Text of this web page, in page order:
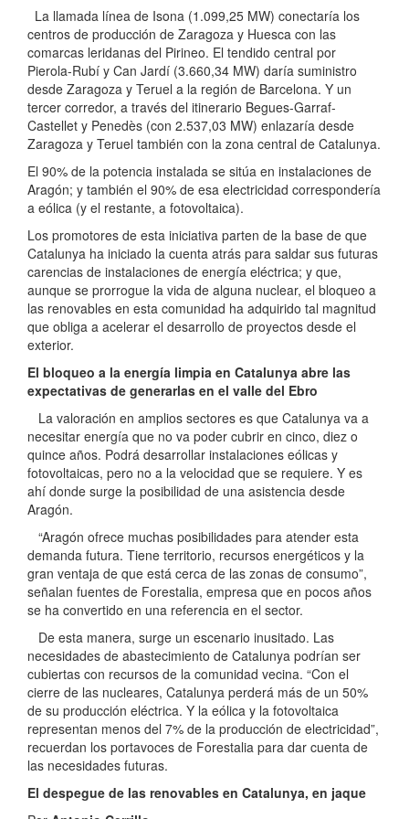
La llamada línea de Isona (1.099,25 MW) conectaría los
centros de producción de Zaragoza y Huesca con las
comarcas leridanas del Pirineo. El tendido central por
Pierola-Rubí y Can Jardí (3.660,34 MW) daría suministro
desde Zaragoza y Teruel a la región de Barcelona. Y un
tercer corredor, a través del itinerario Begues-Garraf-
Castellet y Penedès (con 2.537,03 MW) enlazaría desde
Zaragoza y Teruel también con la zona central de Catalunya.
El 90% de la potencia instalada se sitúa en instalaciones de
Aragón; y también el 90% de esa electricidad correspondería
a eólica (y el restante, a fotovoltaica).
Los promotores de esta iniciativa parten de la base de que
Catalunya ha iniciado la cuenta atrás para saldar sus futuras
carencias de instalaciones de energía eléctrica; y que,
aunque se prorrogue la vida de alguna nuclear, el bloqueo a
las renovables en esta comunidad ha adquirido tal magnitud
que obliga a acelerar el desarrollo de proyectos desde el
exterior.
El bloqueo a la energía limpia en Catalunya abre las
expectativas de generarlas en el valle del Ebro
La valoración en amplios sectores es que Catalunya va a
necesitar energía que no va poder cubrir en cinco, diez o
quince años. Podrá desarrollar instalaciones eólicas y
fotovoltaicas, pero no a la velocidad que se requiere. Y es
ahí donde surge la posibilidad de una asistencia desde
Aragón.
“Aragón ofrece muchas posibilidades para atender esta
demanda futura. Tiene territorio, recursos energéticos y la
gran ventaja de que está cerca de las zonas de consumo”,
señalan fuentes de Forestalia, empresa que en pocos años
se ha convertido en una referencia en el sector.
De esta manera, surge un escenario inusitado. Las
necesidades de abastecimiento de Catalunya podrían ser
cubiertas con recursos de la comunidad vecina. “Con el
cierre de las nucleares, Catalunya perderá más de un 50%
de su producción eléctrica. Y la eólica y la fotovoltaica
representan menos del 7% de la producción de electricidad”,
recuerdan los portavoces de Forestalia para dar cuenta de
las necesidades futuras.
El despegue de las renovables en Catalunya, en jaque